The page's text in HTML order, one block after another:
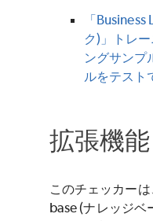
「
ク)」トレ
ングサンプ
ルをテスト
拡張機能
このチェッカー
base (ナレッジベ